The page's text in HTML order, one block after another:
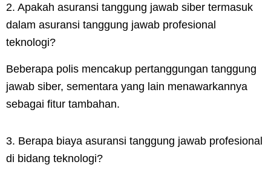
2. Apakah asuransi tanggung jawab siber termasuk
dalam asuransi tanggung jawab profesional
teknologi?
Beberapa polis mencakup pertanggungan tanggung
jawab siber, sementara yang lain menawarkannya
sebagai fitur tambahan.
3. Berapa biaya asuransi tanggung jawab profesional
di bidang teknologi?